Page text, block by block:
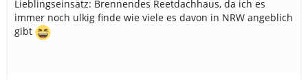
Lieblingseinsatz: Brennendes Reetdachhaus, da ich es
immer noch ulkig finde wie viele es davon in NRW angeblich
gibt